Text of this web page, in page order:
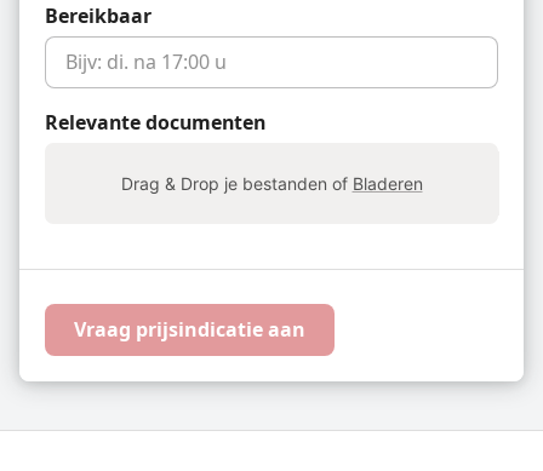
Bereikbaar
Relevante documenten
Drag & Drop je bestanden of Bladeren